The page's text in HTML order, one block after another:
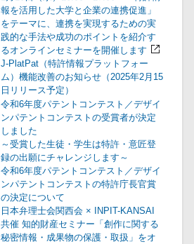
報を活用した大学と企業の連携促進」
をテーマに、連携を実現するための実
践的な手法や成功のポイントを紹介す
るオンラインセミナーを開催します
J-PlatPat（特許情報プラットフォー
ム）機能改善のお知らせ（2025年2月15
日リリース予定）
令和6年度パテントコンテスト／デザイ
ンパテントコンテストの受賞者が決定
しました
～受賞した生徒・学生は特許・意匠登
録の出願にチャレンジします～
令和6年度パテントコンテスト／デザイ
ンパテントコンテストの特許庁長官賞
の決定について
日本弁理士会関西会 × INPIT-KANSAI
共催 知的財産セミナー「創作に関する
秘密情報・成果物の保護・取扱」をオ